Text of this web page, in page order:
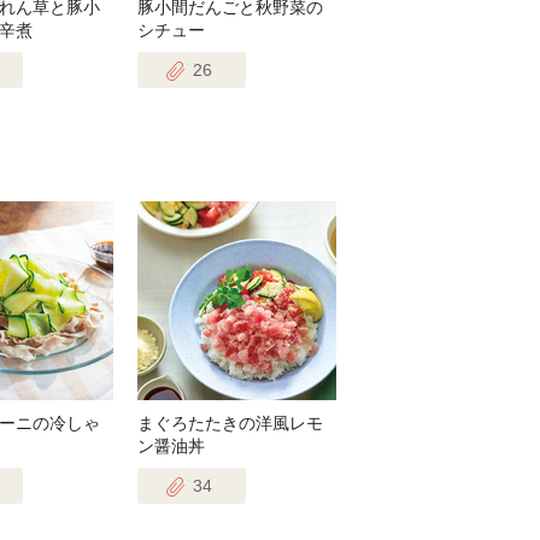
ん草と豚小
煮
豚小間だんごと秋野菜の
シチュー
26
ニの冷しゃ
まぐろたたきの洋風レモ
ン醤油丼
34